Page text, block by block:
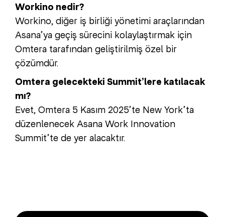
Workino nedir?
Workino, diğer iş birliği yönetimi araçlarından
Asana’ya geçiş sürecini kolaylaştırmak için
Omtera tarafından geliştirilmiş özel bir
çözümdür.
Omtera gelecekteki Summit’lere katılacak
mı?
Evet, Omtera 5 Kasım 2025’te New York’ta
düzenlenecek Asana Work Innovation
Summit’te de yer alacaktır.